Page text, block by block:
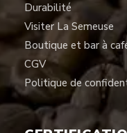
Durabilité
Visiter La Semeuse
Boutique et bar à
CGV
Politique de